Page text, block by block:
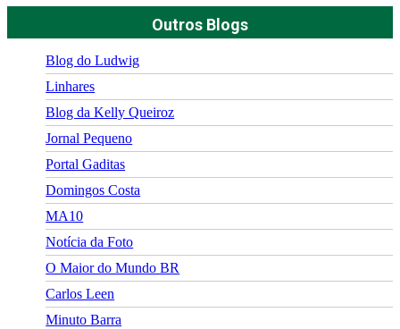
Outros Blogs
Blog do Ludwig
Linhares
Blog da Kelly Queiroz
Jornal Pequeno
Portal Gaditas
Domingos Costa
MA10
Notícia da Foto
O Maior do Mundo BR
Carlos Leen
Minuto Barra